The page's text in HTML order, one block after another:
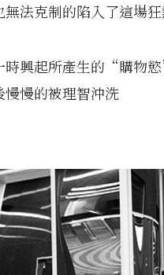
無法克制的陷入了這場
時興起所產生的“購物慾
慢慢的被理智沖洗